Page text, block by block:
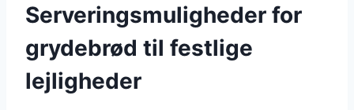
Serveringsmuligheder for
grydebrød til festlige
lejligheder